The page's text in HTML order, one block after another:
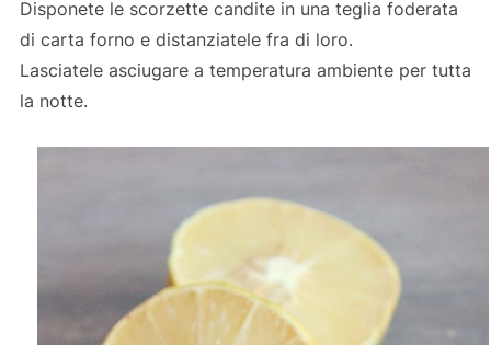
Disponete le scorzette candite in una teglia foderata
di carta forno e distanziatele fra di loro.
Lasciatele asciugare a temperatura ambiente per tutta
la notte.